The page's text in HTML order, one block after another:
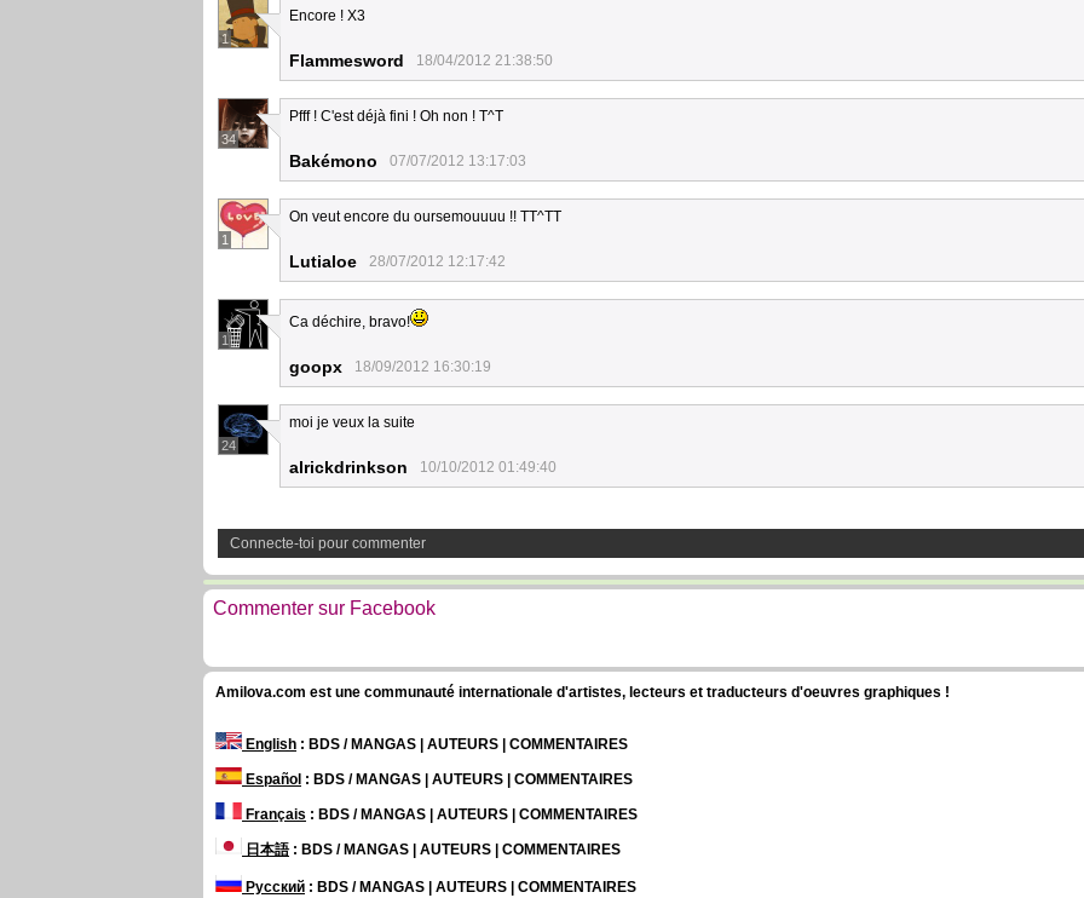
1
Encore ! X3
Flammesword 18/04/2012 21:38:50
34
Pfff ! C'est déjà fini ! Oh non ! T^T
Bakémono 07/07/2012 13:17:03
1
On veut encore du oursemouuuu !! TT^TT
Lutialoe 28/07/2012 12:17:42
1
Ca déchire, bravo!
goopx 18/09/2012 16:30:19
24
moi je veux la suite
alrickdrinkson 10/10/2012 01:49:40
Connecte-toi pour commenter
Commenter sur Facebook
Amilova.com est une communauté internationale d'artistes, lecteurs et traducteurs d'oeuvres graphiques !
English : BDS / MANGAS | AUTEURS | COMMENTAIRES
Español : BDS / MANGAS | AUTEURS | COMMENTAIRES
Français : BDS / MANGAS | AUTEURS | COMMENTAIRES
日本語: BDS / MANGAS | AUTEURS | COMMENTAIRES
Русский : BDS / MANGAS | AUTEURS | COMMENTAIRES